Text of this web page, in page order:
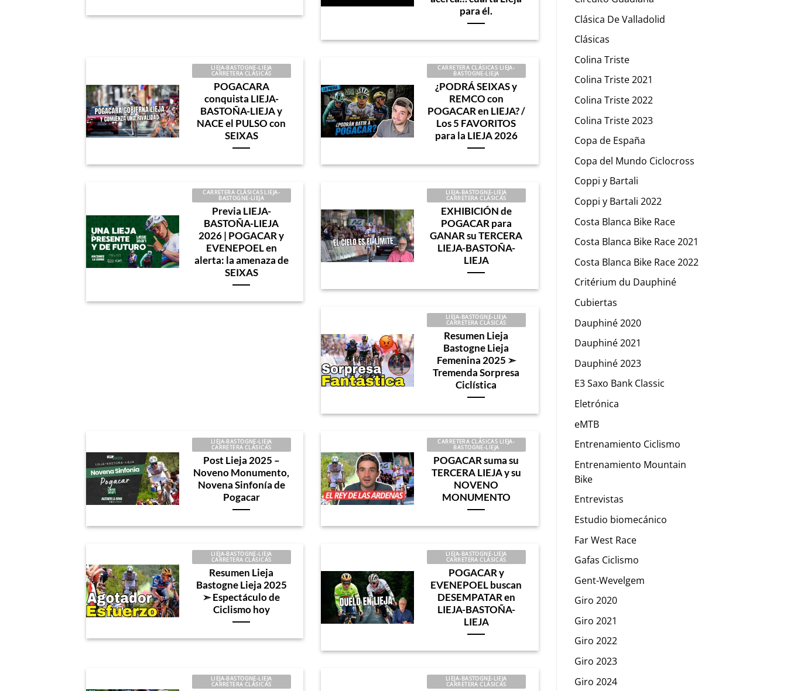
para él.
LIEJA-BASTOGNE-LIEJA
CARRETERA CLÁSICAS
POGACARA
conquista LIEJA-
BASTOÑA-LIEJA y
NACE el PULSO con
SEIXAS
CARRETERA CLÁSICAS LIEJA-
BASTOGNE-LIEJA
¿PODRÁ SEIXAS y
REMCO con
POGACAR en LIEJA? /
Los 5 FAVORITOS
para la LIEJA 2026
CARRETERA CLÁSICAS LIEJA-
BASTOGNE-LIEJA
Previa LIEJA-
BASTOÑA-LIEJA
2026 | POGACAR y
EVENEPOEL en
alerta: la amenaza de
SEIXAS
LIEJA-BASTOGNE-LIEJA
CARRETERA CLÁSICAS
EXHIBICIÓN de
POGACAR para
GANAR su TERCERA
LIEJA-BASTOÑA-
LIEJA
LIEJA-BASTOGNE-LIEJA
CARRETERA CLÁSICAS
Resumen Lieja
Bastogne Lieja
Femenina 2025 ➣
Tremenda Sorpresa
Ciclística
LIEJA-BASTOGNE-LIEJA
CARRETERA CLÁSICAS
Post Lieja 2025 –
Noveno Monumento,
Novena Sinfonía de
Pogacar
CARRETERA CLÁSICAS LIEJA-
BASTOGNE-LIEJA
POGACAR suma su
TERCERA LIEJA y su
NOVENO
MONUMENTO
LIEJA-BASTOGNE-LIEJA
CARRETERA CLÁSICAS
Resumen Lieja
Bastogne Lieja 2025
➣ Espectáculo de
Ciclismo hoy
LIEJA-BASTOGNE-LIEJA
CARRETERA CLÁSICAS
POGACAR y
EVENEPOEL buscan
DESEMPATAR en
LIEJA-BASTOÑA-
LIEJA
LIEJA-BASTOGNE-LIEJA
CARRETERA CLÁSICAS
LIEJA-BASTOGNE-LIEJA
CARRETERA CLÁSICAS
Clásica De Valladolid
Clásicas
Colina Triste
Colina Triste 2021
Colina Triste 2022
Colina Triste 2023
Copa de España
Copa del Mundo Ciclocross
Coppi y Bartali
Coppi y Bartali 2022
Costa Blanca Bike Race
Costa Blanca Bike Race 2021
Costa Blanca Bike Race 2022
Critérium du Dauphiné
Cubiertas
Dauphiné 2020
Dauphiné 2021
Dauphiné 2023
E3 Saxo Bank Classic
Eletrónica
eMTB
Entrenamiento Ciclismo
Entrenamiento Mountain
Bike
Entrevistas
Estudio biomecánico
Far West Race
Gafas Ciclismo
Gent-Wevelgem
Giro 2020
Giro 2021
Giro 2022
Giro 2023
Giro 2024